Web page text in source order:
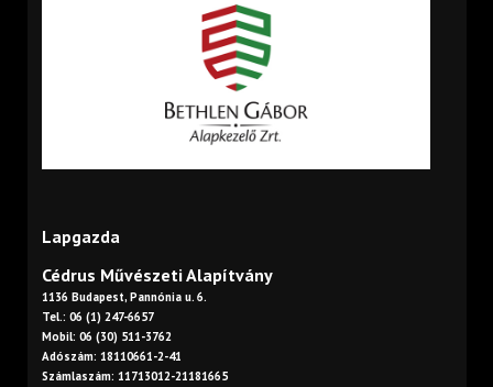
Lapgazda
Cédrus Művészeti Alapítvány
1136 Budapest, Pannónia u. 6.
Tel.: 06 (1) 247-6657
Mobil: 06 (30) 511-3762
Adószám: 18110661-2-41
Számlaszám: 11713012-21181665